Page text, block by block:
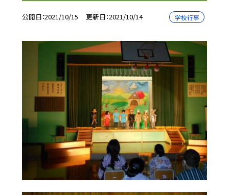
公開日 2021/10/15 更新日 2021/10/14 学校行事